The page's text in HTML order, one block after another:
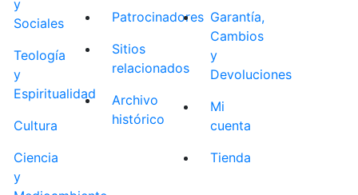
y
Sociales
Teología
y
Espiritualidad
Cultura
Ciencia
y
Patrocinadores
Sitios
relacionados
Archivo
histórico
Garantía,
Cambios
y
Devoluciones
Mi
cuenta
Tienda